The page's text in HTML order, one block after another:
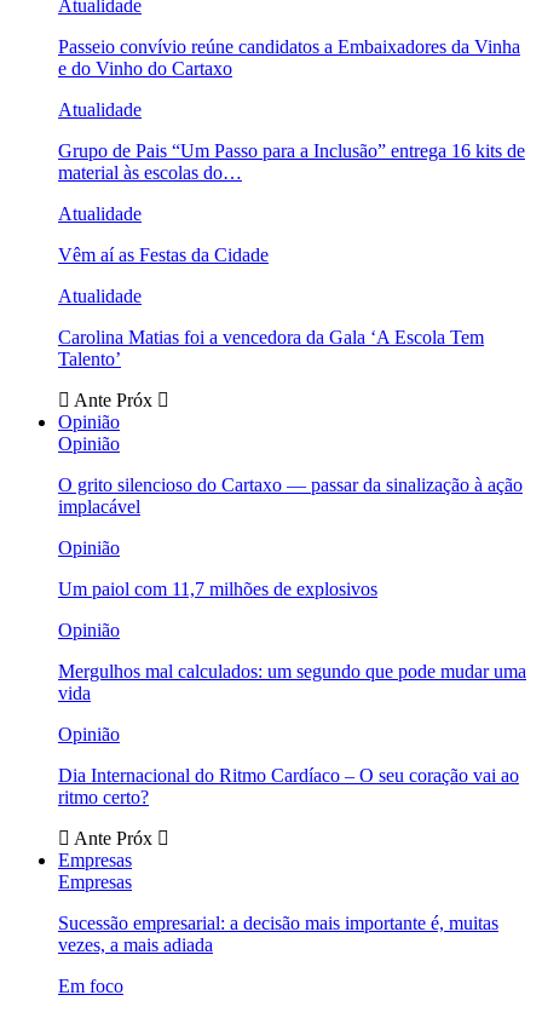
Atualidade
Passeio convívio reúne candidatos a Embaixadores da Vinha
e do Vinho do Cartaxo
Atualidade
Grupo de Pais “Um Passo para a Inclusão” entrega 16 kits de
material às escolas do…
Atualidade
Vêm aí as Festas da Cidade
Atualidade
Carolina Matias foi a vencedora da Gala ‘A Escola Tem
Talento’
Ante Próx
Opinião
Opinião
O grito silencioso do Cartaxo — passar da sinalização à ação
implacável
Opinião
Um paiol com 11,7 milhões de explosivos
Opinião
Mergulhos mal calculados: um segundo que pode mudar uma
vida
Opinião
Dia Internacional do Ritmo Cardíaco – O seu coração vai ao
ritmo certo?
Ante Próx
Empresas
Empresas
Sucessão empresarial: a decisão mais importante é, muitas
vezes, a mais adiada
Em foco